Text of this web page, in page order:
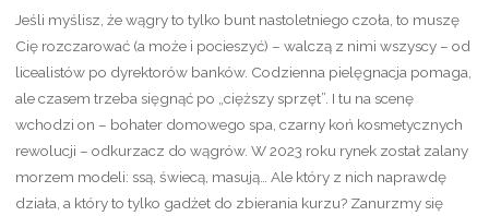
Jeśli myślisz, że wągry to tylko bunt nastoletniego czoła, to muszę
Cię rozczarować (a może i pocieszyć) – walczą z nimi wszyscy – od
licealistów po dyrektorów banków. Codzienna pielęgnacja pomaga,
ale czasem trzeba sięgnąć po „cięższy sprzęt”. I tu na scenę
wchodzi on – bohater domowego spa, czarny koń kosmetycznych
rewolucji – odkurzacz do wągrów. W 2023 roku rynek został zalany
morzem modeli: ssą, świecą, masują… Ale który z nich naprawdę
działa, a który to tylko gadżet do zbierania kurzu? Zanurzmy się